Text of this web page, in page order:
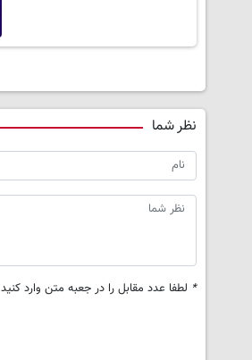
نظر شما
* لطفا عدد مقابل را در جعبه متن وارد کنید